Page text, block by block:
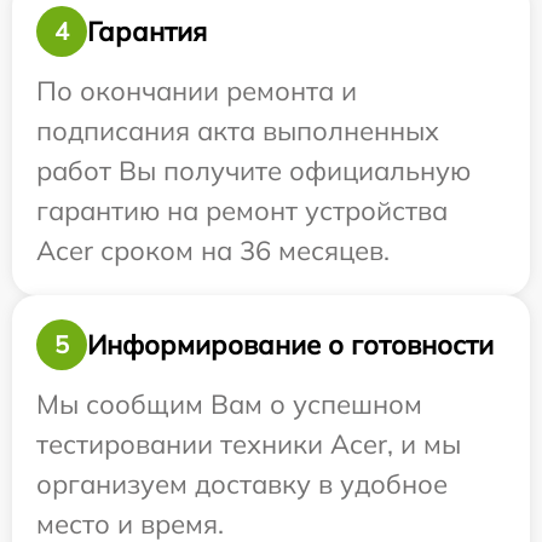
4
Гарантия
По окончании ремонта и
подписания акта выполненных
работ Вы получите официальную
гарантию на ремонт устройства
Acer сроком на 36 месяцев.
5
Информирование о готовности
Мы сообщим Вам о успешном
тестировании техники Acer, и мы
организуем доставку в удобное
место и время.